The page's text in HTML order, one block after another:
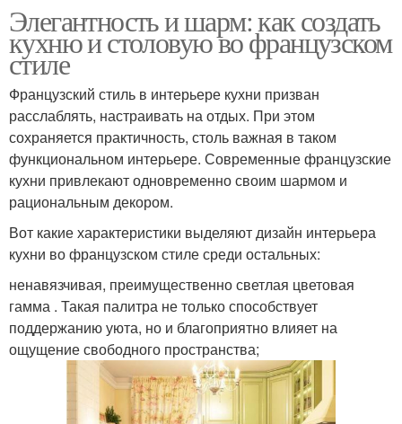
Элегантность и шарм: как создать
кухню и столовую во французском
стиле
Французский стиль в интерьере кухни призван
расслаблять, настраивать на отдых. При этом
сохраняется практичность, столь важная в таком
функциональном интерьере. Современные французские
кухни привлекают одновременно своим шармом и
рациональным декором.
Вот какие характеристики выделяют дизайн интерьера
кухни во французском стиле среди остальных:
ненавязчивая, преимущественно светлая цветовая
гамма . Такая палитра не только способствует
поддержанию уюта, но и благоприятно влияет на
ощущение свободного пространства;